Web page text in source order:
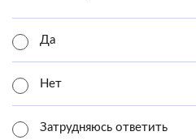
Да
Нет
Затрудняюсь ответить